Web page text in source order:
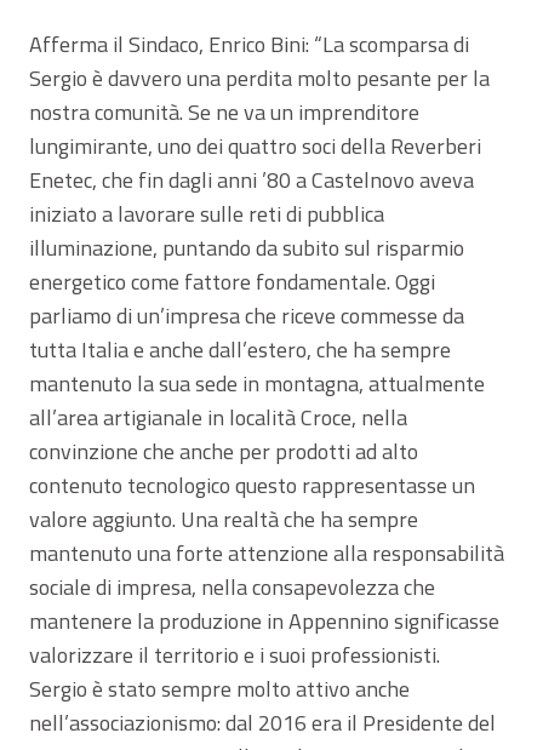
Afferma il Sindaco, Enrico Bini: “La scomparsa di
Sergio è davvero una perdita molto pesante per la
nostra comunità. Se ne va un imprenditore
lungimirante, uno dei quattro soci della Reverberi
Enetec, che fin dagli anni ’80 a Castelnovo aveva
iniziato a lavorare sulle reti di pubblica
illuminazione, puntando da subito sul risparmio
energetico come fattore fondamentale. Oggi
parliamo di un’impresa che riceve commesse da
tutta Italia e anche dall’estero, che ha sempre
mantenuto la sua sede in montagna, attualmente
all’area artigianale in località Croce, nella
convinzione che anche per prodotti ad alto
contenuto tecnologico questo rappresentasse un
valore aggiunto. Una realtà che ha sempre
mantenuto una forte attenzione alla responsabilità
sociale di impresa, nella consapevolezza che
mantenere la produzione in Appennino significasse
valorizzare il territorio e i suoi professionisti.
Sergio è stato sempre molto attivo anche
nell’associazionismo: dal 2016 era il Presidente del